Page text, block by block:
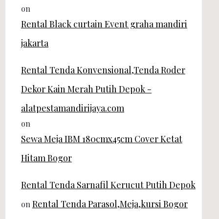
on
Rental Black curtain Event graha mandiri
jakarta
Rental Tenda Konvensional,Tenda Roder
Dekor Kain Merah Putih Depok -
alatpestamandirijaya.com
on
Sewa Meja IBM 180cmx45cm Cover Ketat
Hitam Bogor
Rental Tenda Sarnafil Kerucut Putih Depok
on Rental Tenda Parasol,Meja,kursi Bogor